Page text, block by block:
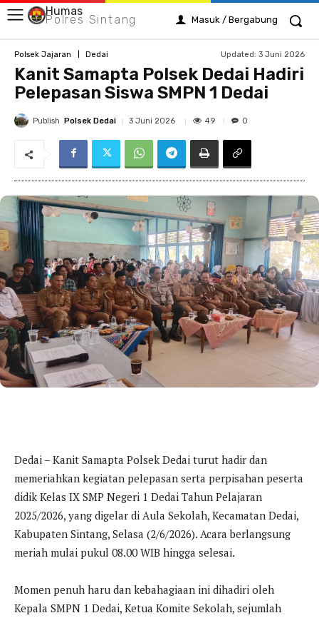
Humas
Polres Sintang Masuk / Bergabung
Polsek Jajaran Dedai Updated: 3 Juni 2026
Kanit Samapta Polsek Dedai Hadiri
Pelepasan Siswa SMPN 1 Dedai
Publish Polsek Dedai 3 Juni 2026 49 0
Dedai – Kanit Samapta Polsek Dedai turut hadir dan
memeriahkan kegiatan pelepasan serta perpisahan peserta
didik Kelas IX SMP Negeri 1 Dedai Tahun Pelajaran
2025/2026, yang digelar di Aula Sekolah, Kecamatan Dedai,
Kabupaten Sintang, Selasa (2/6/2026). Acara berlangsung
meriah mulai pukul 08.00 WIB hingga selesai.
Momen penuh haru dan kebahagiaan ini dihadiri oleh
Kepala SMPN 1 Dedai, Ketua Komite Sekolah, sejumlah